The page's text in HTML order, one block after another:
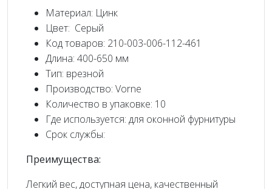
Материал: Цинк
Цвет: Серый
Код товаров: 210-003-006-112-461
Длина: 400-650 мм
Тип: врезной
Производство: Vorne
Количество в упаковке: 10
Где используется: для оконной фурнитуры
Срок службы:
Преимущества:
Легкий вес, доступная цена, качественный